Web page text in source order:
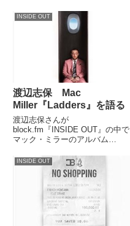
INSIDE OUT
渡辺志保 Mac
Miller『Ladders』を語る
渡辺志保さんが
block.fm『INSIDE OUT』の中で
マック・ミラーのアルバム
を紹介していました。
INSIDE OUT